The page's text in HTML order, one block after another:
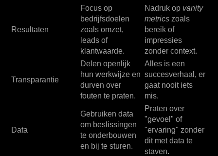
Resultaten
Focus op
bedrijfsdoelen
zoals omzet,
leads of
klantwaarde.
Nadruk op vanity
metrics zoals
bereik of
impressies
zonder context.
Transparantie
Delen openlijk
hun werkwijze en
durven over
fouten te praten.
Alles is een
succesverhaal, er
gaat nooit iets
mis.
Data
Gebruiken data
om beslissingen
te onderbouwen
en bij te sturen.
Praten over
"gevoel" of
"ervaring" zonder
dit met data te
staven.